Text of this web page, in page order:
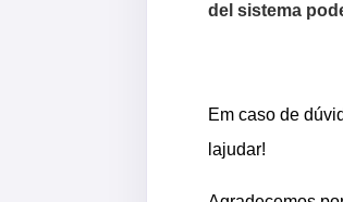
del sistema
Em caso de
lajudar!